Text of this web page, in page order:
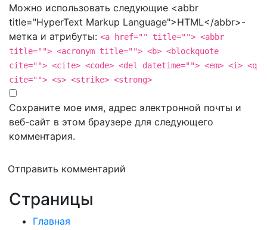
Можно использовать следующие <abbr
title="HyperText Markup Language">HTML</abbr>-
метка и атрибуты: <a href="" title=""> <abbr
title=""> <acronym title=""> <b> <blockquote
cite=""> <cite> <code> <del datetime=""> <em> <i> <q
cite=""> <s> <strike> <strong>
Сохраните мое имя, адрес электронной почты и
веб-сайт в этом браузере для следующего
комментария.
Отправить комментарий
Страницы
Главная